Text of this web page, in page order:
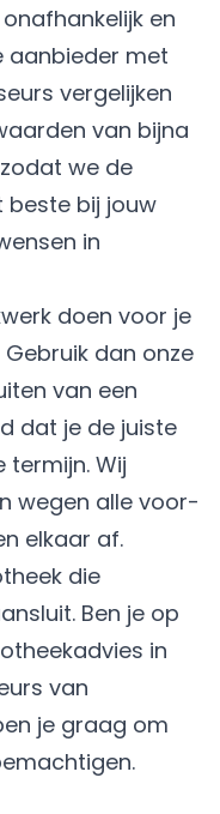
en
aanbieder met
vergelijken
van bijna
we de
beste bij jouw
in
doen voor je
dan onze
van een
dat je de juiste
termijn. Wij
wegen alle voor-
elkaar af.
die
Ben je op
in
van
je graag om